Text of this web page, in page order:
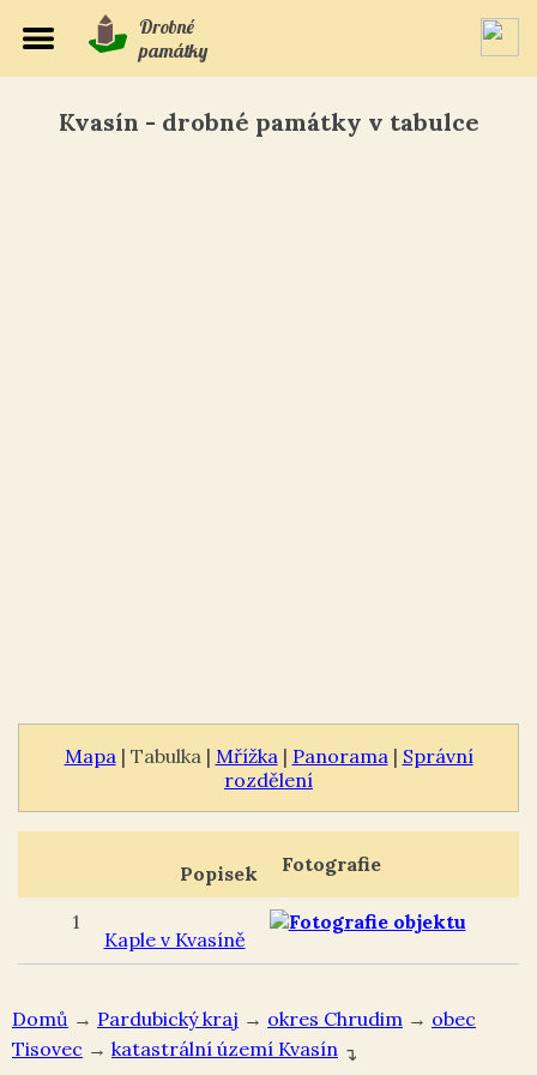
Drobné
památky
Kvasín - drobné památky v tabulce
Domů → Pardubický kraj → okres Chrudim →
Tisovec → Kvasín ↴
Mapa | Tabulka | Mřížka | Panorama | Správní
rozdělení
Popisek Fotografie
1
Kaple v Kvasíně